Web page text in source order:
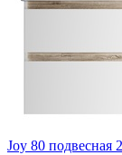
Joy 80 подвесная